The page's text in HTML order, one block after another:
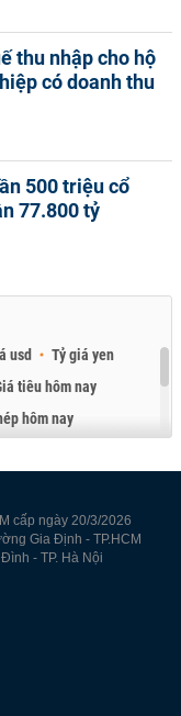
thu nhập cho hộ
có doanh thu
500 triệu cổ
77.800 tỷ
usd
Tỷ giá yen
tiêu hôm nay
hôm nay
cấp ngày 20/3/2026
Gia Định - TP.HCM
- TP. Hà Nội